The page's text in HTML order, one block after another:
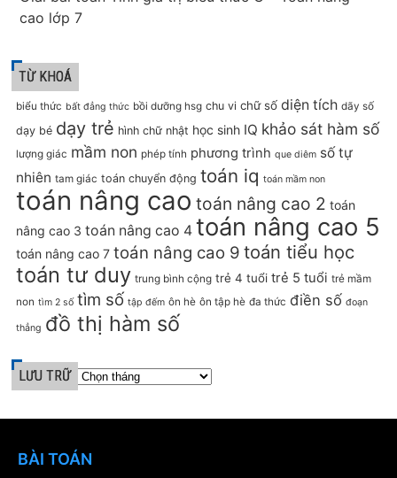
cao lớp 7
TỪ KHOÁ
biểu thức bất đẳng thức bồi dưỡng hsg chu vi chữ số diện tích dãy số
dạy bé dạy trẻ hình chữ nhật học sinh IQ khảo sát hàm số
lượng giác mầm non phép tính phương trình que diêm số tự
nhiên tam giác toán chuyển động toán iq toán mầm non
toán nâng cao toán nâng cao 2 toán
nâng cao 3 toán nâng cao 4 toán nâng cao 5
toán nâng cao 7 toán nâng cao 9 toán tiểu học
toán tư duy trung bình cộng trẻ 4 tuổi trẻ 5 tuổi trẻ mầm
non tìm 2 số tìm số tập đếm ôn hè ôn tập hè đa thức điền số đoạn
thẳng đồ thị hàm số
LƯU TRỮ
BÀI TOÁN